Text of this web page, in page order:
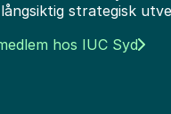
strategisk
hos IUC Syd